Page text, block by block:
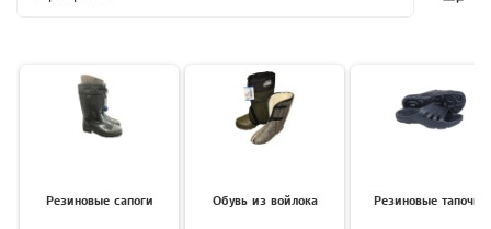
Резиновые сапоги Обувь из войлока Резиновые тапочки